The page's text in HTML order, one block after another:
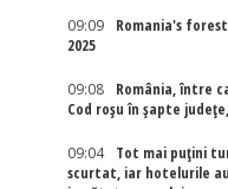
09:09
Romania's
2025
09:08
România, între
Cod roșu în șapte
09:04
Tot mai puțini
scurtat, iar hotelurile